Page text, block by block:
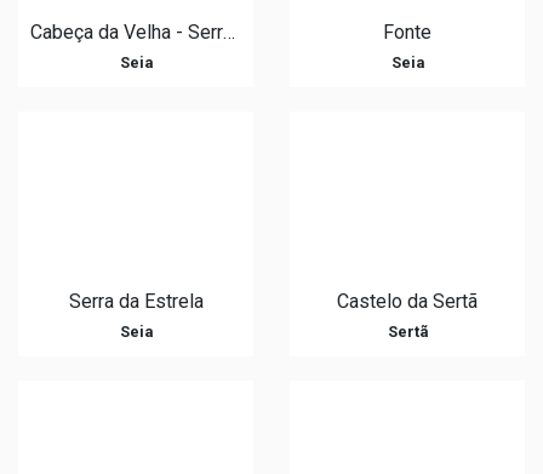
Cabeça da Velha - Serra da Estrela
Seia
Fonte
Seia
Serra da Estrela
Seia
Castelo da Sertã
Sertã